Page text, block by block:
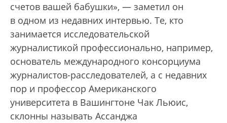
счетов вашей бабушки», — заметил он
в одном из недавних интервью. Те, кто
занимается исследовательской
журналистикой профессионально, например,
основатель международного консорциума
журналистов-расследователей, а с недавних
пор и профессор Американского
университета в Вашингтоне Чак Льюис,
склонны называть Ассанджа